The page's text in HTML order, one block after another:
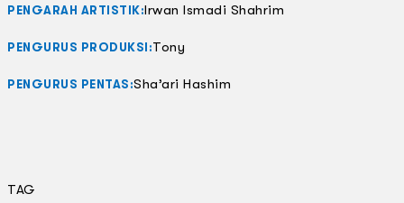
PENGARAH ARTISTIK:Irwan Ismadi Shahrim
PENGURUS PRODUKSI:Tony
PENGURUS PENTAS:Sha’ari Hashim
TAG